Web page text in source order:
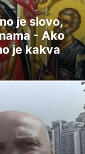
je slovo,
- Ako
je kakva